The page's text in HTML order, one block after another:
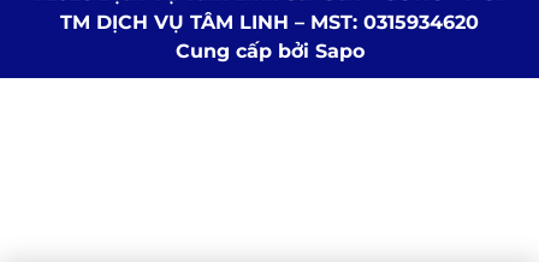
TM DỊCH VỤ TÂM LINH – MST: 0315934620
Cung cấp bởi Sapo